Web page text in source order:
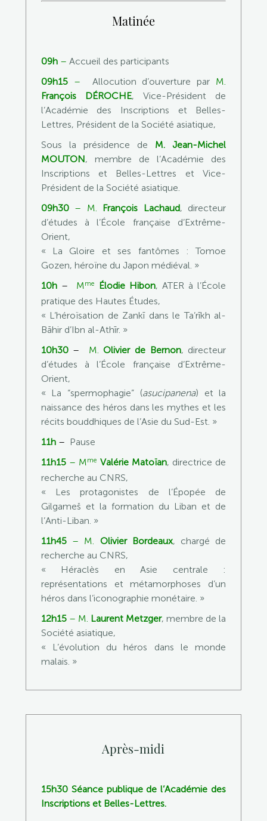
Matinée
09h– Accueil des participants
09h15 – Allocution d’ouverture par M.
François DÉROCHE, Vice-Président de
l’Académie des Inscriptions et Belles-
Lettres, Président de la Société asiatique,
Sous la présidence de M. Jean-Michel
MOUTON, membre de l’Académie des
Inscriptions et Belles-Lettres et Vice-
Président de la Société asiatique.
09h30– M. François Lachaud, directeur
d’études à l’École française d’Extrême-
Orient,
« La Gloire et ses fantômes : Tomoe
Gozen, héroïne du Japon médiéval. »
10h – Mme Élodie Hibon, ATER à l’École
pratique des Hautes Études,
« L’héroïsation de Zankī dans le Ta’rīkh al-
Bāhir d’Ibn al-Athīr. »
10h30 – M.Olivier de Bernon, directeur
d’études à l’École française d’Extrême-
Orient,
« La “spermophagie” (asucipanena) et la
naissance des héros dans les mythes et les
récits bouddhiques de l’Asie du Sud-Est. »
11h – Pause
11h15– Mme Valérie Matoïan, directrice de
recherche au CNRS,
« Les protagonistes de l’Épopée de
Gilgameš et la formation du Liban et de
l’Anti-Liban. »
11h45– M. Olivier Bordeaux, chargé de
recherche au CNRS,
« Héraclès en Asie centrale :
représentations et métamorphoses d’un
héros dans l’iconographie monétaire. »
12h15– M. Laurent Metzger, membre de la
Société asiatique,
« L’évolution du héros dans le monde
malais. »
Après-midi
15h30 Séance publique de l’Académie des
Inscriptions et Belles-Lettres.